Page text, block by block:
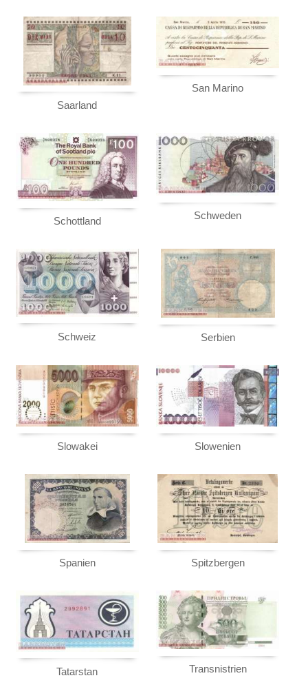
Saarland
San Marino
Schottland Schweden
Schweiz Serbien
Slowakei Slowenien
Spanien Spitzbergen
Tatarstan Transnistrien